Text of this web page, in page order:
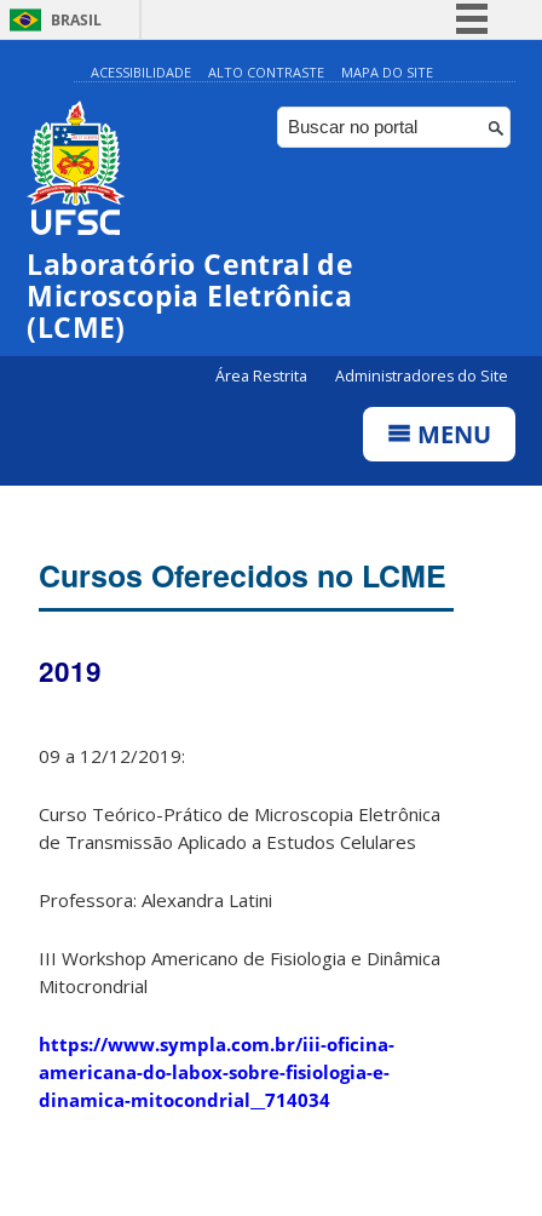
BRASIL
Simplifique!
Comunica BR
Participe
ACESSIBILIDADE ALTO CONTRASTE MAPA DO SITE
Laboratório Central de
Microscopia Eletrônica
(LCME)
Área Restrita Administradores do Site
MENU
Cursos Oferecidos no LCME
2019
09 a 12/12/2019:
Curso Teórico-Prático de Microscopia Eletrônica
de Transmissão Aplicado a Estudos Celulares
Professora: Alexandra Latini
III Workshop Americano de Fisiologia e Dinâmica
Mitocrondrial
https://www.sympla.com.br/iii-oficina-
americana-do-labox-sobre-fisiologia-e-
dinamica-mitocondrial__714034